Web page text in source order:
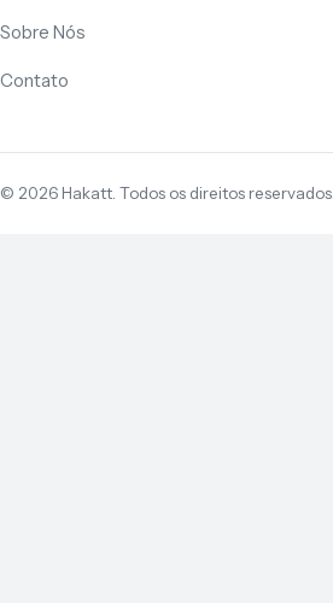
Sobre Nós
Contato
© 2026 Hakatt. Todos os direitos reservados.